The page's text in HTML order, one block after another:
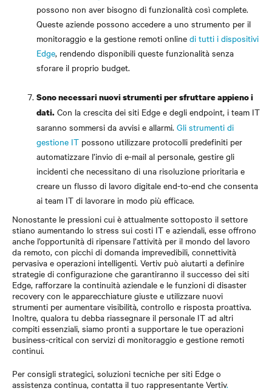
possono non aver bisogno di funzionalità così complete.
Queste aziende possono accedere a uno strumento per il
monitoraggio e la gestione remoti online di tutti i dispositivi
Edge, rendendo disponibili queste funzionalità senza
sforare il proprio budget.
Sono necessari nuovi strumenti per sfruttare appieno i
dati. Con la crescita dei siti Edge e degli endpoint, i team IT
saranno sommersi da avvisi e allarmi. Gli strumenti di
gestione IT possono utilizzare protocolli predefiniti per
automatizzare l’invio di e-mail al personale, gestire gli
incidenti che necessitano di una risoluzione prioritaria e
creare un flusso di lavoro digitale end-to-end che consenta
ai team IT di lavorare in modo più efficace.
Nonostante le pressioni cui è attualmente sottoposto il settore
stiano aumentando lo stress sui costi IT e aziendali, esse offrono
anche l’opportunità di ripensare l’attività per il mondo del lavoro
da remoto, con picchi di domanda imprevedibili, connettività
pervasiva e operazioni intelligenti. Vertiv può aiutarti a definire
strategie di configurazione che garantiranno il successo dei siti
Edge, rafforzare la continuità aziendale e le funzioni di disaster
recovery con le apparecchiature giuste e utilizzare nuovi
strumenti per aumentare visibilità, controllo e risposta proattiva.
Inoltre, qualora tu debba riassegnare il personale IT ad altri
compiti essenziali, siamo pronti a supportare le tue operazioni
business-critical con servizi di monitoraggio e gestione remoti
continui.
Per consigli strategici, soluzioni tecniche per siti Edge o
assistenza continua, contatta il tuo rappresentante Vertiv.